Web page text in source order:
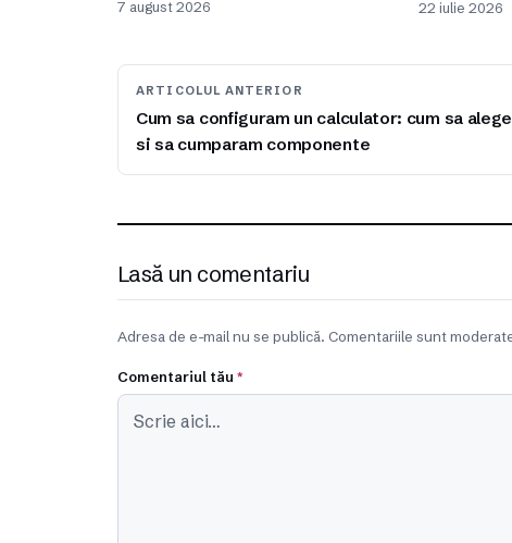
7 august 2026 22 iulie 2026
ARTICOLUL ANTERIOR
Cum sa configuram un calculator: cum sa
si sa cumparam componente
Lasă un comentariu
Adresa de e-mail nu se publică. Comentariile sunt
Comentariul tău *